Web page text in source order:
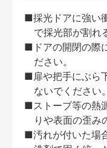
■採光ドアに強い
で採光部が割れ
■ドアの開閉の際
ださい。
■扉や把手にぶら
ないでください。
■ストーブ等の熱
りや表面の歪み
■汚れが付いた場